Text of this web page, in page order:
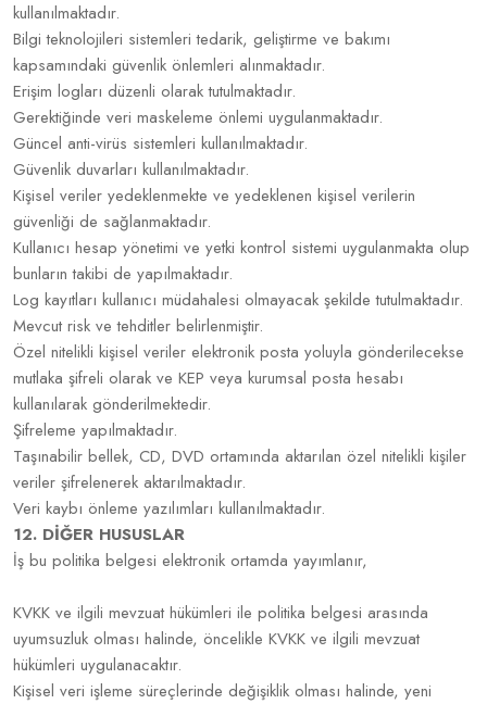
kullanılmaktadır.
Bilgi teknolojileri sistemleri tedarik, geliştirme ve bakımı
kapsamındaki güvenlik önlemleri alınmaktadır.
Erişim logları düzenli olarak tutulmaktadır.
Gerektiğinde veri maskeleme önlemi uygulanmaktadır.
Güncel anti-virüs sistemleri kullanılmaktadır.
Güvenlik duvarları kullanılmaktadır.
Kişisel veriler yedeklenmekte ve yedeklenen kişisel verilerin
güvenliği de sağlanmaktadır.
Kullanıcı hesap yönetimi ve yetki kontrol sistemi uygulanmakta olup
bunların takibi de yapılmaktadır.
Log kayıtları kullanıcı müdahalesi olmayacak şekilde tutulmaktadır.
Mevcut risk ve tehditler belirlenmiştir.
Özel nitelikli kişisel veriler elektronik posta yoluyla gönderilecekse
mutlaka şifreli olarak ve KEP veya kurumsal posta hesabı
kullanılarak gönderilmektedir.
Şifreleme yapılmaktadır.
Taşınabilir bellek, CD, DVD ortamında aktarılan özel nitelikli kişiler
veriler şifrelenerek aktarılmaktadır.
Veri kaybı önleme yazılımları kullanılmaktadır.
12. DİĞER HUSUSLAR
İş bu politika belgesi elektronik ortamda yayımlanır,
KVKK ve ilgili mevzuat hükümleri ile politika belgesi arasında
uyumsuzluk olması halinde, öncelikle KVKK ve ilgili mevzuat
hükümleri uygulanacaktır.
Kişisel veri işleme süreçlerinde değişiklik olması halinde, yeni